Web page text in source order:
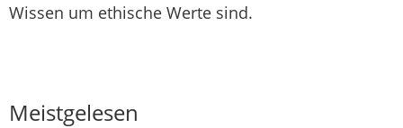
Wissen um ethische Werte sind.
Meistgelesen